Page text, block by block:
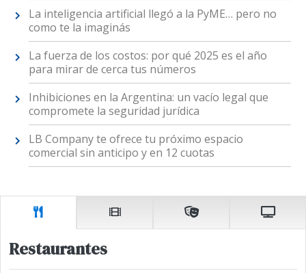
La inteligencia artificial llegó a la PyME… pero no
como te la imaginás
La fuerza de los costos: por qué 2025 es el año
para mirar de cerca tus números
Inhibiciones en la Argentina: un vacío legal que
compromete la seguridad jurídica
LB Company te ofrece tu próximo espacio
comercial sin anticipo y en 12 cuotas
Restaurantes